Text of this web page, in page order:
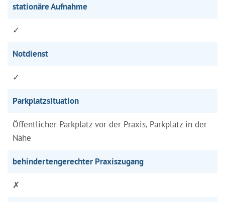
stationäre Aufnahme
✓
Notdienst
✓
Parkplatzsituation
Öffentlicher Parkplatz vor der Praxis, Parkplatz in der
Nähe
behindertengerechter Praxiszugang
✗